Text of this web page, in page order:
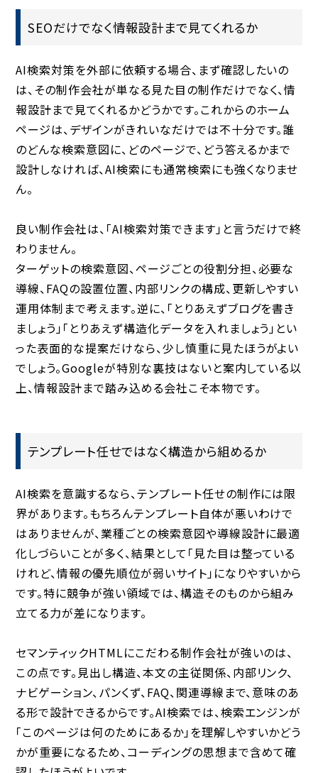
SEOだけでなく情報設計まで見てくれるか
AI検索対策を外部に依頼する場合、まず確認したいの
は、その制作会社が単なる見た目の制作だけでなく、情
報設計まで見てくれるかどうかです。これからのホーム
ページは、デザインがきれいなだけでは不十分です。誰
のどんな検索意図に、どのページで、どう答えるかまで
設計しなければ、AI検索にも通常検索にも強くなりませ
ん。
良い制作会社は、「AI検索対策できます」と言うだけで終
わりません。
ターゲットの検索意図、ページごとの役割分担、必要な
導線、FAQの設置位置、内部リンクの構成、更新しやすい
運用体制まで考えます。逆に、「とりあえずブログを書き
ましょう」「とりあえず構造化データを入れましょう」とい
った表面的な提案だけなら、少し慎重に見たほうがよい
でしょう。Googleが特別な裏技はないと案内している以
上、情報設計まで踏み込める会社こそ本物です。
テンプレート任せではなく構造から組めるか
AI検索を意識するなら、テンプレート任せの制作には限
界があります。もちろんテンプレート自体が悪いわけで
はありませんが、業種ごとの検索意図や導線設計に最適
化しづらいことが多く、結果として「見た目は整っている
けれど、情報の優先順位が弱いサイト」になりやすいから
です。特に競争が強い領域では、構造そのものから組み
立てる力が差になります。
セマンティックHTMLにこだわる制作会社が強いのは、
この点です。見出し構造、本文の主従関係、内部リンク、
ナビゲーション、パンくず、FAQ、関連導線まで、意味のあ
る形で設計できるからです。AI検索では、検索エンジンが
「このページは何のためにあるか」を理解しやすいかどう
かが重要になるため、コーディングの思想まで含めて確